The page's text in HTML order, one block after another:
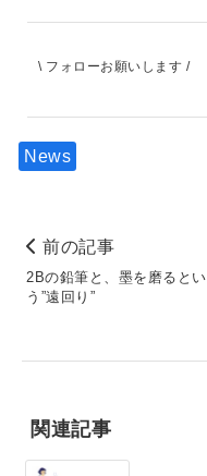
\ フォローお願いします /
News
前の記事
2Bの鉛筆と、墨を磨るとい
う”遠回り”
関連記事